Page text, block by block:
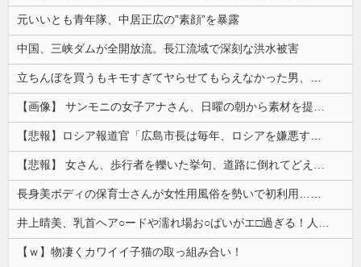
元いいとも青年隊、中居正広の”素顔”を暴露
中国、三峡ダムが全開放流。長江流域で深刻な洪水被害
立ちんぼを買うもキモすぎてヤらせてもらえなかった男、代わりの足コキでまさかの大量身寸米青ｗｗｗ
【画像】 サンモニの女子アナさん、日曜の朝から素材を提供してしまう
【悲報】ロシア報道官「広島市長は毎年、ロシアを嫌悪する『偽りの呪文』を繰り返し、日本人をゾンビ化させている」と主張
【悲報】 女さん、歩行者を轢いた挙句、道路に倒れてどえらいことになってしまうw w w w w w w
長身美ボディの保育士さんが女性用風俗を勢いで初利用…子供に絶対見せられないメスの顔でイキまくり。
井上晴美、乳首ヘア○ードや濡れ場お○ぱいがエ□過ぎる！人生最後のラスト写真集、最高！！
【ｗ】物凄くカワイイ子猫の取っ組み合い！